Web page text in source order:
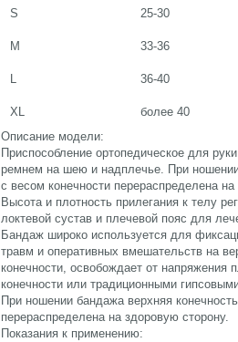
S 25-30
M 33-36
L 36-40
XL
более 40
Описание модели:
Приспособление ортопедическое для
ремнем на шею и надплечье. При ношении
с весом конечности перераспределена
Высота и плотность прилегания к телу
локтевой сустав и плечевой пояс для
Бандаж широко используется для
травм и оперативных вмешательств на
конечности, освобождает от напряжения
конечности или традиционными
При ношении бандажа верхняя
перераспределена на здоровую сторону.
Показания к применению: